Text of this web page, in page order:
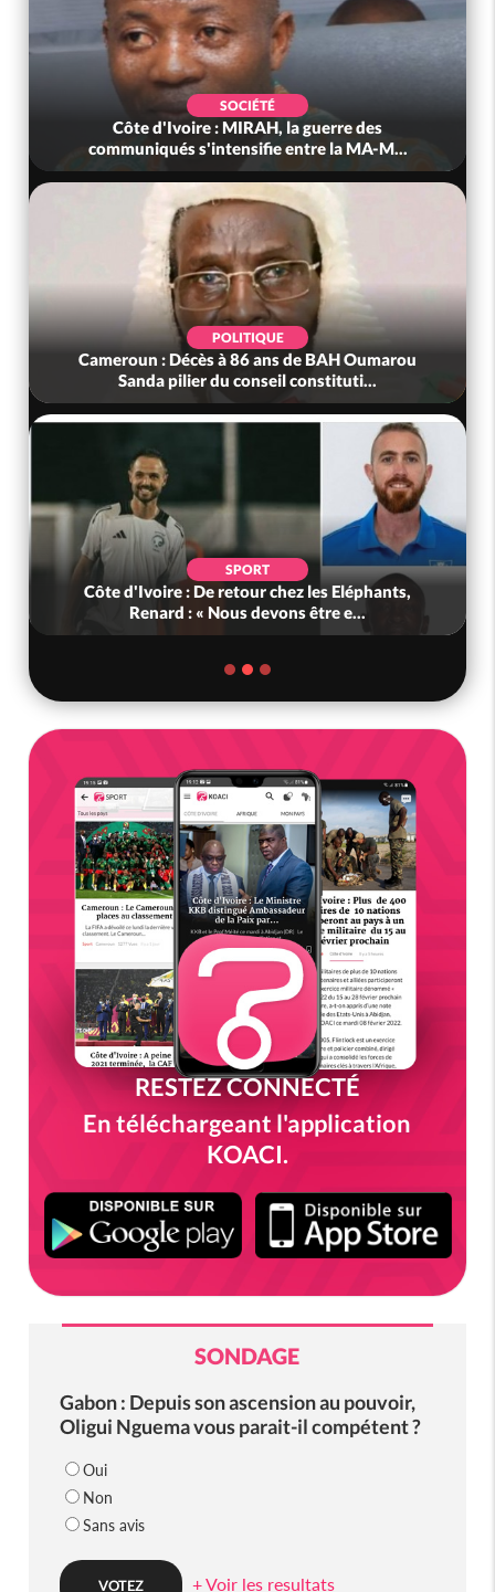
SOCIÉTÉ
Côte d'Ivoire : MIRAH, la guerre des
communiqués s'intensifie entre la MA-M...
POLITIQUE
Cameroun : Décès à 86 ans de BAH Oumarou
Sanda pilier du conseil constituti...
SPORT
Côte d'Ivoire : De retour chez les Eléphants,
Renard : « Nous devons être e...
RESTEZ CONNECTÉ
En téléchargeant l'application
KOACI.
SONDAGE
Gabon : Depuis son ascension au pouvoir,
Oligui Nguema vous parait-il compétent ?
Oui
Non
Sans avis
+ Voir les resultats